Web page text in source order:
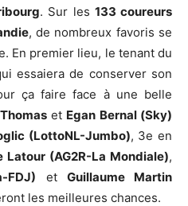
. Sur les 133 coureurs
, de nombreux favoris se
En premier lieu, le tenant du
essaiera de conserver son
ça faire face à une belle
et Egan Bernal (Sky)
(LottoNL-Jumbo), 3e en
Latour (AG2R-La Mondiale),
FDJ) et Guillaume Martin
les meilleures chances.